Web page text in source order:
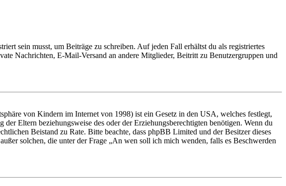
sein musst, um Beiträge zu schreiben. Auf jeden Fall erhältst du als registriertes
Nachrichten, E-Mail-Versand an andere Mitglieder, Beitritt zu Benutzergruppen und
von Kindern im Internet von 1998) ist ein Gesetz in den USA, welches festlegt,
Eltern beziehungsweise des oder der Erziehungsberechtigten benötigen. Wenn du
Beistand zu Rate. Bitte beachte, dass phpBB Limited und der Besitzer dieses
solchen, die unter der Frage „An wen soll ich mich wenden, falls es Beschwerden